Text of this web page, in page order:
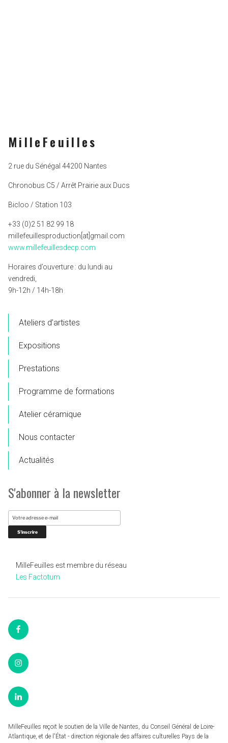
MilleFeuilles
2 rue du Sénégal 44200 Nantes
Chronobus C5 / Arrêt Prairie aux Ducs
Bicloo / Station 103
+33 (0)2 51 82 99 18
millefeuillesproduction[at]gmail.com
www.millefeuillesdecp.com
Horaires d’ouverture : du lundi au
vendredi,
9h-12h / 14h-18h
Ateliers d’artistes
Expositions
Prestations
Programme de formations
Atelier céramique
Nous contacter
Actualités
S'abonner à la newsletter
MilleFeuilles est membre du réseau
Les Factotum
Facebook
Instagram
LinkedIn
MilleFeuilles reçoit le soutien de la Ville de Nantes, du Conseil Général de Loire-
Atlantique, et de l'État - direction régionale des affaires culturelles Pays de la